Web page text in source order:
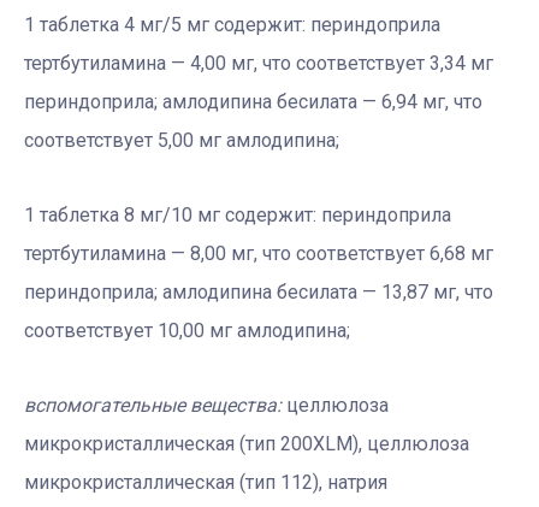
1 таблетка 4 мг/5 мг содержит: периндоприла
тертбутиламина — 4,00 мг, что соответствует 3,34 мг
периндоприла; амлодипина бесилата — 6,94 мг, что
соответствует 5,00 мг амлодипина;
1 таблетка 8 мг/10 мг содержит: периндоприла
тертбутиламина — 8,00 мг, что соответствует 6,68 мг
периндоприла; амлодипина бесилата — 13,87 мг, что
соответствует 10,00 мг амлодипина;
вспомогательные вещества:целлюлоза
микрокристаллическая (тип 200XLM), целлюлоза
микрокристаллическая (тип 112), натрия